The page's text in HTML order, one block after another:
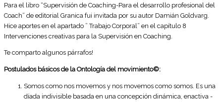
Para el libro “Supervisión de Coaching-Para el desarrollo profesional del
Coach” de editorial Granica fui invitada por su autor Damián Goldvarg.
Hice aportes en el apartado ” Trabajo Corporal” en el capítulo 8
Intervenciones creativas para la Supervisión en Coaching.
Te comparto algunos párrafos!
Postulados básicos de la Ontología del movimiento©:
Somos como nos movemos y nos movemos como somos. Es una
díada indivisible basada en una concepción dinámica, enactiva -